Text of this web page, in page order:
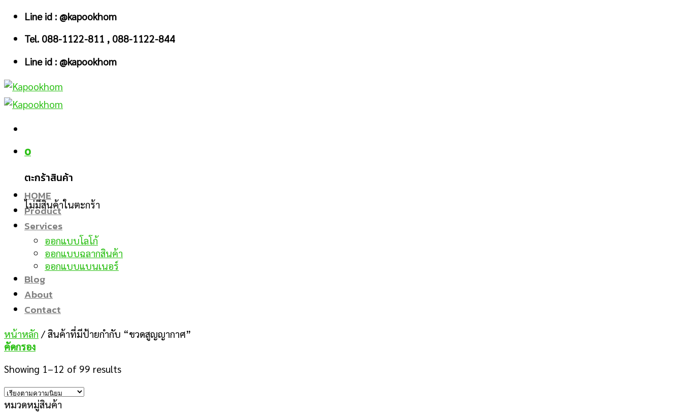
Skip
content
Line id : @kapookhom
Tel. 088-1122-811 , 088-1122-844
Line id : @kapookhom
0
ตะกร้าสินค้า
ไม่มีสินค้าในตะกร้า
HOME
Product
Services
ออกแบบโลโก้
ออกแบบฉลากสินค้า
ออกแบบแบนเนอร์
Blog
About
Contact
หน้าหลัก /สินค้าที่มีป้ายกำกับ “ขวดสูญญากาศ”
คัดกรอง
Showing 1–12 of 99 results
หมวดหมู่สินค้า